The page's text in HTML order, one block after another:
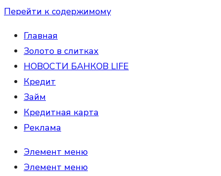
Перейти к содержимому
Главная
Золото в слитках
НОВОСТИ БАНКОВ LIFE
Кредит
Займ
Кредитная карта
Реклама
Элемент меню
Элемент меню